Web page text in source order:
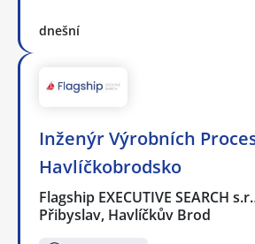
dnešní
Inženýr Výrobních
Havlíčkobrodsko
Flagship EXECUTIVE SEARCH
Přibyslav, Havlíčkův Brod